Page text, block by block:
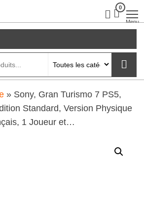
0
Menu
» Sony, Gran Turismo 7 PS5,
Standard, Version Physique
1 Joueur et…